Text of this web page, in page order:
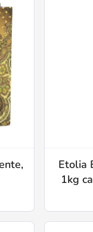
Etolia
1kg